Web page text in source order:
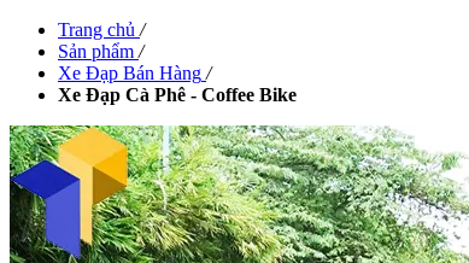
Trang chủ /
Sản phẩm /
Xe Đạp Bán Hàng /
Xe Đạp Cà Phê - Coffee Bike